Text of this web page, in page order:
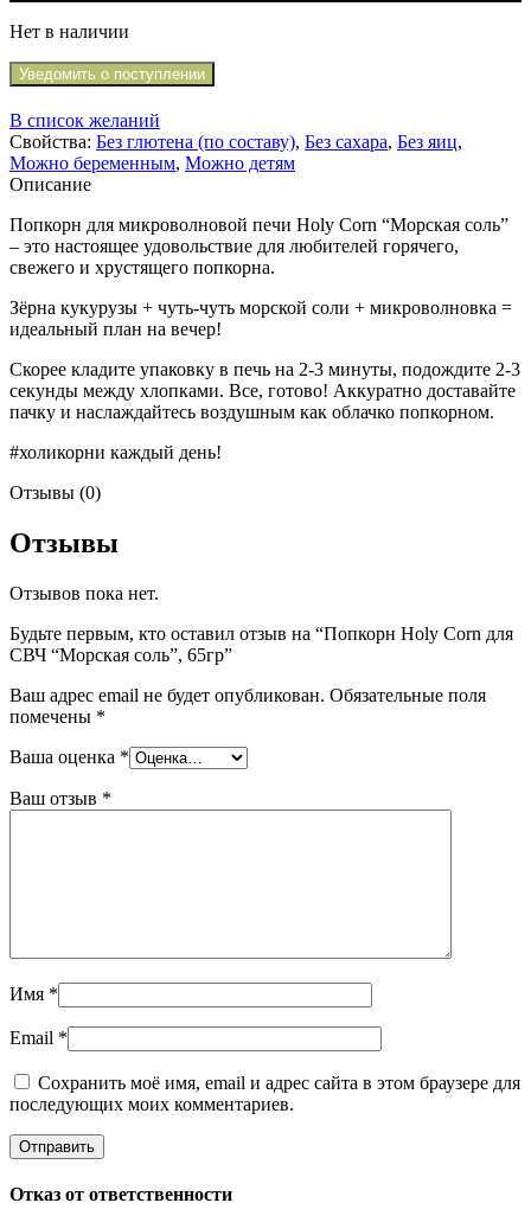
Нет в наличии
Уведомить о поступлении
В список желаний
Свойства: Без глютена (по составу), Без сахара, Без яиц,
Можно беременным, Можно детям
Описание
Попкорн для микроволновой печи Holy Corn “Морская соль”
– это настоящее удовольствие для любителей горячего,
свежего и хрустящего попкорна.
Зёрна кукурузы + чуть-чуть морской соли + микроволновка =
идеальный план на вечер!
Cкорее кладите упаковку в печь на 2-3 минуты, подождите 2-3
секунды между хлопками. Все, готово! Аккуратно доставайте
пачку и наслаждайтесь воздушным как облачко попкорном.
#холикорни каждый день!
Отзывы (0)
Отзывы
Отзывов пока нет.
Будьте первым, кто оставил отзыв на “Попкорн Holy Corn для
СВЧ “Морская соль”, 65гр”
Ваш адрес email не будет опубликован. Обязательные поля
помечены *
Ваша оценка *
Ваш отзыв *
Имя *
Email *
Сохранить моё имя, email и адрес сайта в этом браузере для
последующих моих комментариев.
Отказ от ответственности